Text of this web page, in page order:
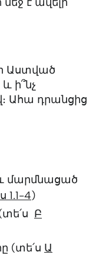
Աստված
ի՞նչ
Ահա դրանցից
մարմնացած
1.1-4)
Բ
(տե՛ս Ա